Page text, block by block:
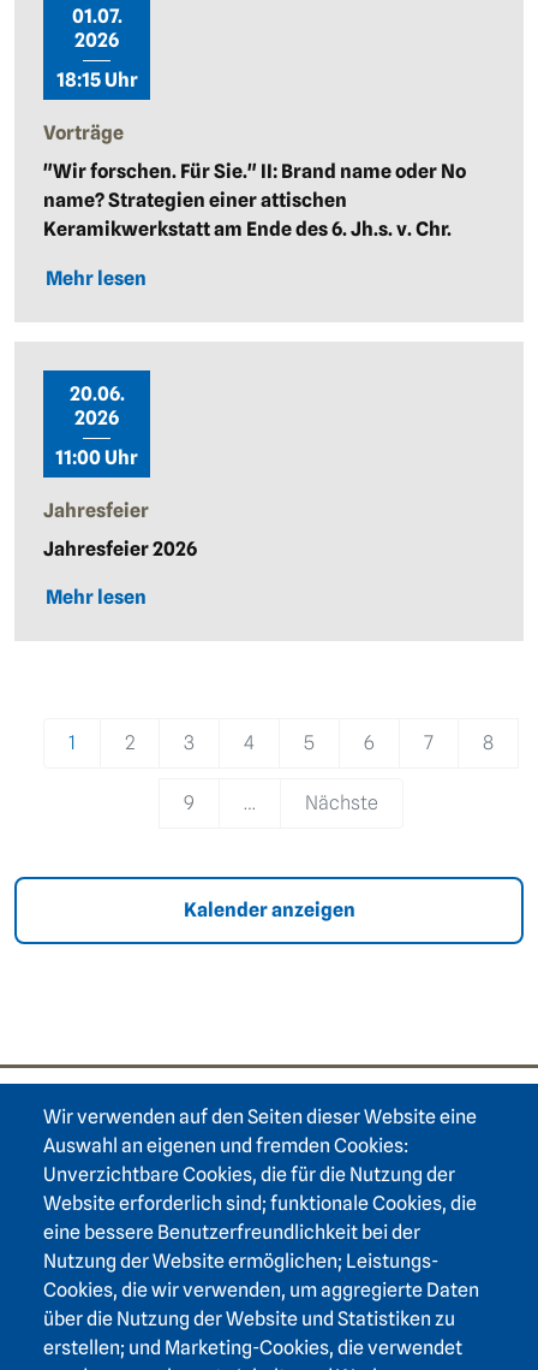
Wir verwenden auf den Seiten dieser Website eine
Auswahl an eigenen und fremden Cookies:
Unverzichtbare Cookies, die für die Nutzung der
Website erforderlich sind; funktionale Cookies, die
eine bessere Benutzerfreundlichkeit bei der
Nutzung der Website ermöglichen; Leistungs-
Cookies, die wir verwenden, um aggregierte Daten
über die Nutzung der Website und Statistiken zu
erstellen; und Marketing-Cookies, die verwendet
01.07.
2026
18:15 Uhr
Vorträge
"Wir forschen. Für Sie." II: Brand name oder No
name? Strategien einer attischen
Keramikwerkstatt am Ende des 6. Jh.s. v. Chr.
Mehr lesen
20.06.
2026
11:00 Uhr
Jahresfeier
Jahresfeier 2026
Mehr lesen
1 2 3 4 5 6 7 8
9 … Nächste
Kalender anzeigen
Footer area one
Footer area three
Heidelberger Akademie der Wissenschaften
Karlstraße 4
69117 Heidelberg